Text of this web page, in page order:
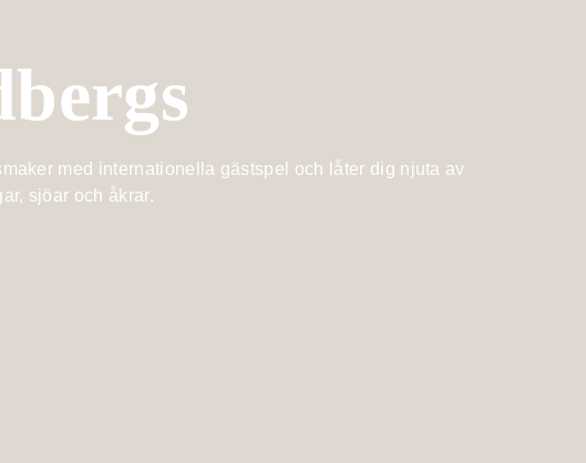
med internationella gästspel och låter dig njuta av
sjöar och åkrar.